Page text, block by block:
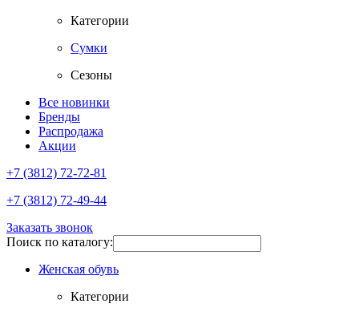
Категории
Сумки
Сезоны
Все новинки
Бренды
Распродажа
Акции
+7 (3812) 72-72-81
+7 (3812) 72-49-44
Заказать звонок
Поиск по каталогу:
Женская обувь
Категории